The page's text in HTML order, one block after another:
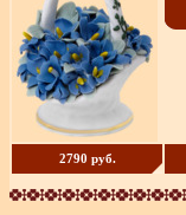
2790 руб.